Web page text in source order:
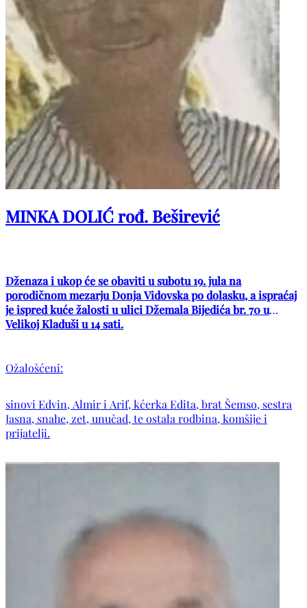
MINKA DOLIĆ rođ. Beširević
Dženaza i ukop će se obaviti u subotu 19. jula na
porodičnom mezarju Donja Vidovska po dolasku, a ispraćaj
je ispred kuće žalosti u ulici Džemala Bijedića br. 70 u
Velikoj Kladuši u 14 sati.
Ožalošćeni:
sinovi Edvin, Almir i Arif, kćerka Edita, brat Šemso, sestra
Jasna, snahe, zet, unučad, te ostala rodbina, komšije i
prijatelji.